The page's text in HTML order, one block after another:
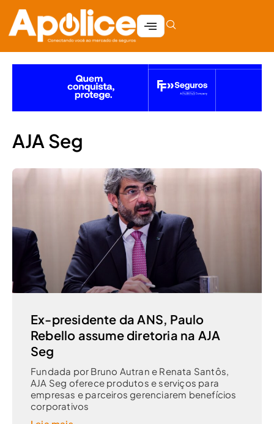
AJA Seg
Ex-presidente da ANS, Paulo
Rebello assume diretoria na AJA
Seg
Fundada por Bruno Autran e Renata Santôs,
AJA Seg oferece produtos e serviços para
empresas e parceiros gerenciarem benefícios
corporativos